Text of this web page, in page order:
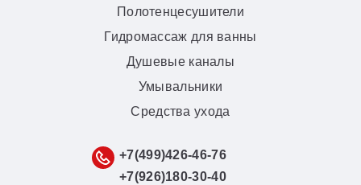
Полотенцесушители
Гидромассаж для ванны
Душевые каналы
Умывальники
Средства ухода
+7(499)426-46-76
+7(926)180-30-40